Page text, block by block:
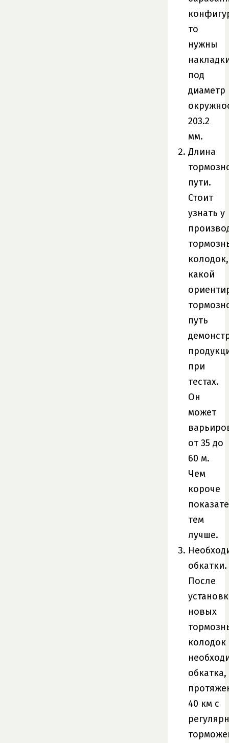
то
нужны
под
диаметр
203.2
мм.
Длина
пути.
Стоит
узнать у
колодок,
какой
путь
при
тестах.
Он
может
от 35 до
60 м.
Чем
короче
тем
лучше.
обкатки.
После
новых
колодок
обкатка,
40 км с